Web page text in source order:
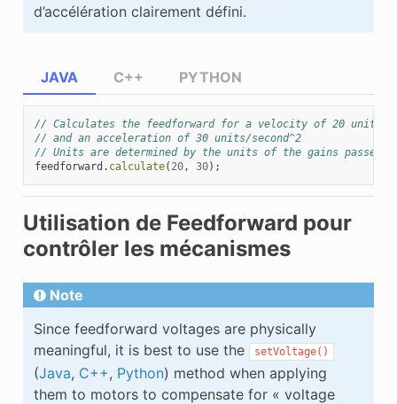
d’accélération clairement défini.
JAVA
// Calculates the feedforward for a velocity of 20 units/
// and an acceleration of 30 units/second^2
// Units are determined by the units of the gains passed
feedforward . calculate( 20, 30);
C++ PYTHON
Utilisation de Feedforward pour
contrôler les mécanismes
Note
Since feedforward voltages are physically
meaningful, it is best to use the
setVoltage()
(Java, C++, Python) method when applying
them to motors to compensate for « voltage